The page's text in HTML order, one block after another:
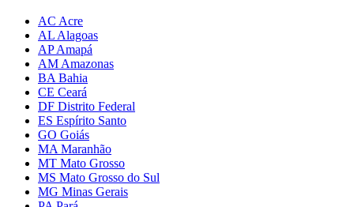
AC Acre
AL Alagoas
AP Amapá
AM Amazonas
BA Bahia
CE Ceará
DF Distrito Federal
ES Espírito Santo
GO Goiás
MA Maranhão
MT Mato Grosso
MS Mato Grosso do Sul
MG Minas Gerais